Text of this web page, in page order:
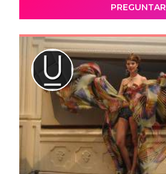
PREGUNTAR